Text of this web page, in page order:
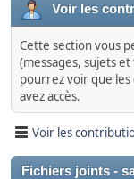
Voir les
Cette section vous
(messages, sujets
pourrez voir que les
avez accès.
Voir les
Fichiers joints -